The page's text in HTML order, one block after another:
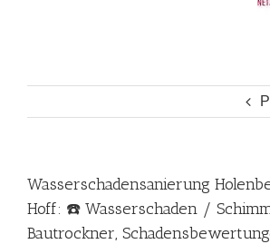
Wasserschadensanierung
Hoff: ☎️ Wasserschaden /
Bautrockner,